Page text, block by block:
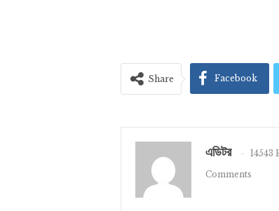
Share Facebook
এডিটর 14543
Comments